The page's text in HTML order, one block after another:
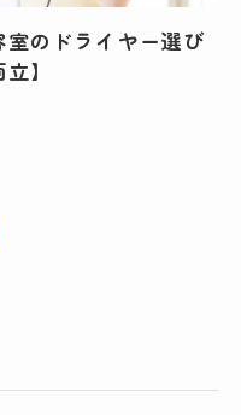
のドライヤー選び
】